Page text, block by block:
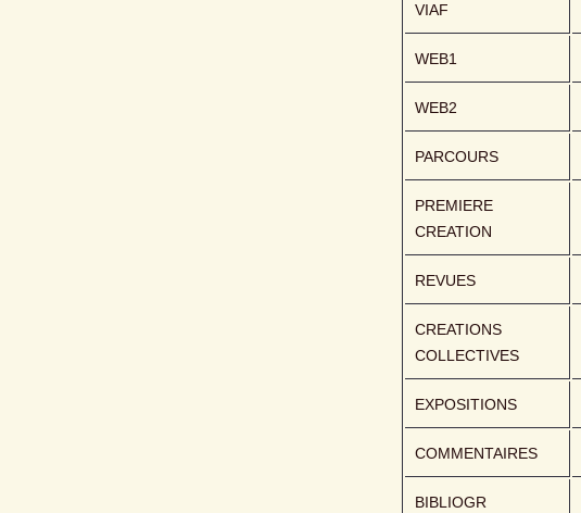
VIAF
WEB1
WEB2
PARCOURS
PREMIERE
CREATION
REVUES
CREATIONS
COLLECTIVES
EXPOSITIONS
COMMENTAIRES
BIBLIOGR